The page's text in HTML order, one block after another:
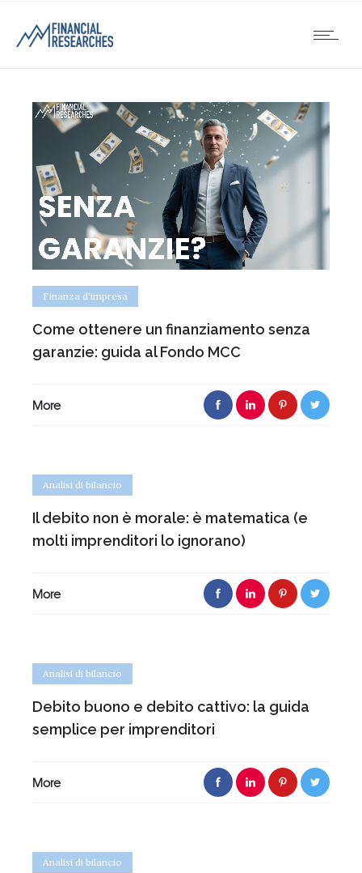
Finanza d'impresa
Come ottenere un finanziamento senza
garanzie: guida al Fondo MCC
More
Analisi di bilancio
Il debito non è morale: è matematica (e
molti imprenditori lo ignorano)
More
Analisi di bilancio
Debito buono e debito cattivo: la guida
semplice per imprenditori
More
Analisi di bilancio